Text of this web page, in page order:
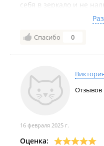
себя в зеркало и не
объяснила свойства
которых я даже не
дальнейших действий
Спасибо 0
Виктория
Отзывов
16 февраля 2025 г.
Оценка: